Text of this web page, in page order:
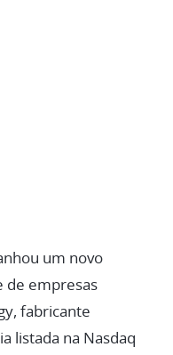
um novo
de empresas
fabricante
listada na Nasdaq